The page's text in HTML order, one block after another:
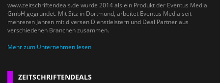
www.zeitschriftendeals.de wurde 2014 als ein Produkt der Eventus Media
GmbH gegründet. Mit Sitz in Dortmund, arbeitet Eventus Media seit
mehreren Jahren mit diversen Dienstleistern und Deal Partner aus
verschiedenen Branchen zusammen.
Mehr zum Unternehmen lesen
ZEITSCHRIFTENDEALS